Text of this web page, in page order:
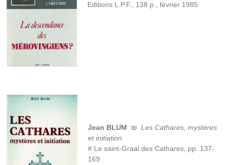
Editions L.P.F., 138 p., février 1985
Jean BLUM ₪Les Cathares, mystères
et initiation
# Le saint-Graal des Cathares, pp. 137-
169.